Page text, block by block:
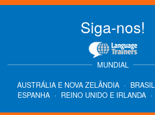
Siga-nos!
MUNDIAL
AUSTRÁLIA E NOVA ZELÂNDIA · BRASIL
ESPANHA · REINO UNIDO E IRLANDA ·